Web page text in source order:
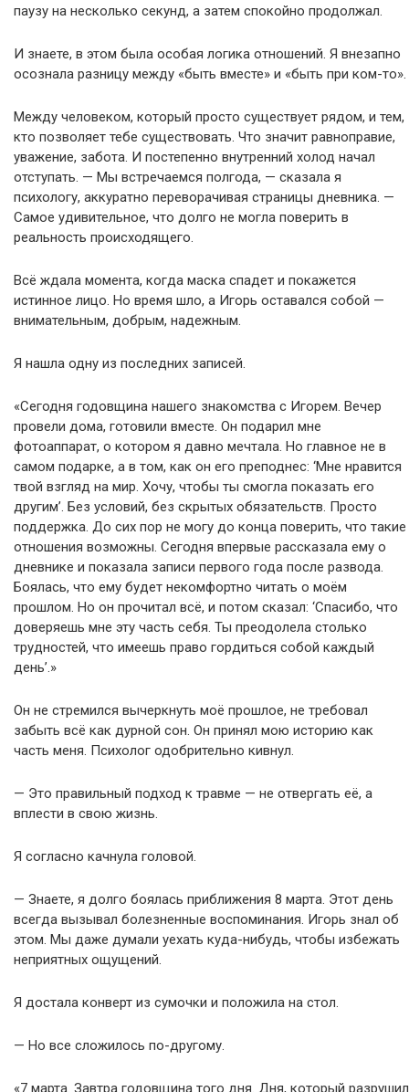
паузу на несколько секунд, а затем спокойно продолжал.
И знаете, в этом была особая логика отношений. Я внезапно
осознала разницу между «быть вместе» и «быть при ком-то».
Между человеком, который просто существует рядом, и тем,
кто позволяет тебе существовать. Что значит равноправие,
уважение, забота. И постепенно внутренний холод начал
отступать. — Мы встречаемся полгода, — сказала я
психологу, аккуратно переворачивая страницы дневника. —
Самое удивительное, что долго не могла поверить в
реальность происходящего.
Всё ждала момента, когда маска спадет и покажется
истинное лицо. Но время шло, а Игорь оставался собой —
внимательным, добрым, надежным.
Я нашла одну из последних записей.
«Сегодня годовщина нашего знакомства с Игорем. Вечер
провели дома, готовили вместе. Он подарил мне
фотоаппарат, о котором я давно мечтала. Но главное не в
самом подарке, а в том, как он его преподнес: ‘Мне нравится
твой взгляд на мир. Хочу, чтобы ты смогла показать его
другим’. Без условий, без скрытых обязательств. Просто
поддержка. До сих пор не могу до конца поверить, что такие
отношения возможны. Сегодня впервые рассказала ему о
дневнике и показала записи первого года после развода.
Боялась, что ему будет некомфортно читать о моём
прошлом. Но он прочитал всё, и потом сказал: ‘Спасибо, что
доверяешь мне эту часть себя. Ты преодолела столько
трудностей, что имеешь право гордиться собой каждый
день’.»
Он не стремился вычеркнуть моё прошлое, не требовал
забыть всё как дурной сон. Он принял мою историю как
часть меня. Психолог одобрительно кивнул.
— Это правильный подход к травме — не отвергать её, а
вплести в свою жизнь.
Я согласно качнула головой.
— Знаете, я долго боялась приближения 8 марта. Этот день
всегда вызывал болезненные воспоминания. Игорь знал об
этом. Мы даже думали уехать куда-нибудь, чтобы избежать
неприятных ощущений.
Я достала конверт из сумочки и положила на стол.
— Но все сложилось по-другому.
«7 марта. Завтра годовщина того дня. Дня, который разрушил